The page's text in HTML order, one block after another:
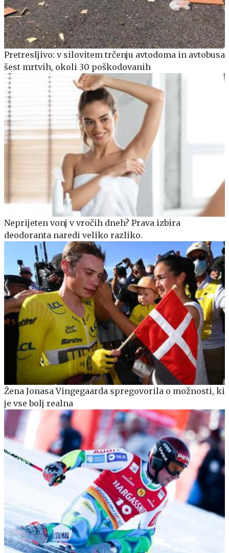
Pretresljivo: v silovitem trčenju avtodoma in avtobusa
šest mrtvih, okoli 30 poškodovanih
Neprijeten vonj v vročih dneh? Prava izbira
deodoranta naredi veliko razliko.
Žena Jonasa Vingegaarda spregovorila o možnosti, ki
je vse bolj realna